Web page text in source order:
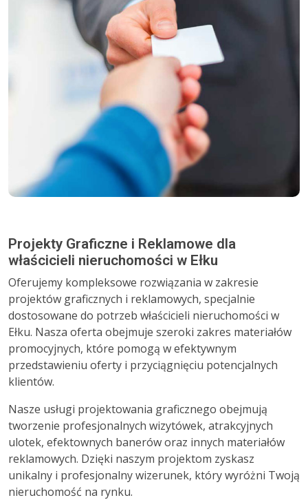
Projekty Graficzne i Reklamowe dla
właścicieli nieruchomości w Ełku
Oferujemy kompleksowe rozwiązania w zakresie
projektów graficznych i reklamowych, specjalnie
dostosowane do potrzeb właścicieli nieruchomości w
Ełku. Nasza oferta obejmuje szeroki zakres materiałów
promocyjnych, które pomogą w efektywnym
przedstawieniu oferty i przyciągnięciu potencjalnych
klientów.
Nasze usługi projektowania graficznego obejmują
tworzenie profesjonalnych wizytówek, atrakcyjnych
ulotek, efektownych banerów oraz innych materiałów
reklamowych. Dzięki naszym projektom zyskasz
unikalny i profesjonalny wizerunek, który wyróżni Twoją
nieruchomość na rynku.